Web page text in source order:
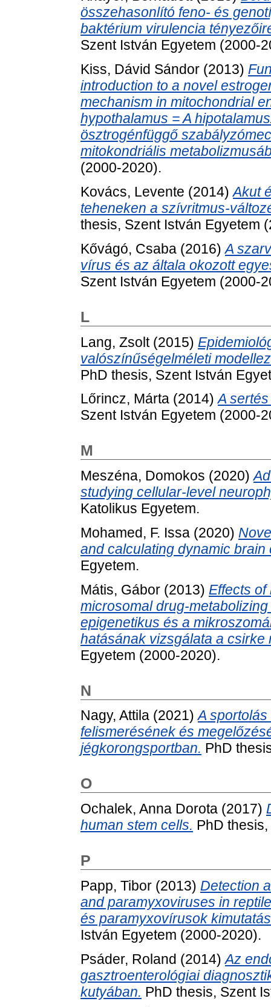
összehasonlító feno- és
baktérium virulencia
Szent István Egyetem (2000-
Kiss, Dávid Sándor (2013)
introduction to a novel
mechanism in mitochondrial
hypothalamus = A
ösztrogénfüggő
mitokondriális
(2000-2020).
Kovács, Levente (2014)Akut
teheneken a szívritmus-
thesis, Szent István Egyetem
Kővágó, Csaba (2016)A
vírus és az általa okozott
Szent István Egyetem (2000-
L
Lang, Zsolt(2015)
valószínűségelméleti
PhD thesis, Szent István
Lőrincz, Márta (2014)A
Szent István Egyetem (2000-
M
Meszéna, Domokos (2020)
studying cellular-level
Katolikus Egyetem.
Mohamed, F. Issa (2020)
and calculating dynamic brain
Egyetem.
Mátis, Gábor (2013) Effects
microsomal drug-
epigenetikus és a
hatásának vizsgálata a csirke
Egyetem (2000-2020).
N
Nagy, Attila (2021)A
felismerésének és
jégkorongsportban. PhD
O
Ochalek, Anna Dorota (2017)
human stem cells. PhD
P
Papp, Tibor (2013) Detection
and paramyxoviruses in
és paramyxovírusok
István Egyetem (2000-2020).
Psáder, Roland (2014)Az
gasztroenterológiai
kutyában. PhD thesis, Szent